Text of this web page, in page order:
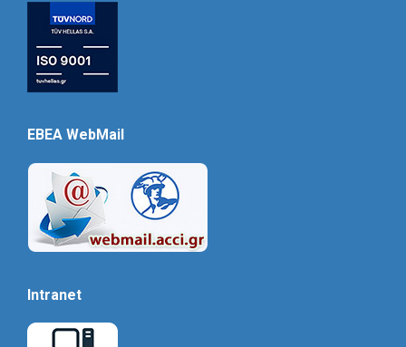
EBEA WebMail
Intranet